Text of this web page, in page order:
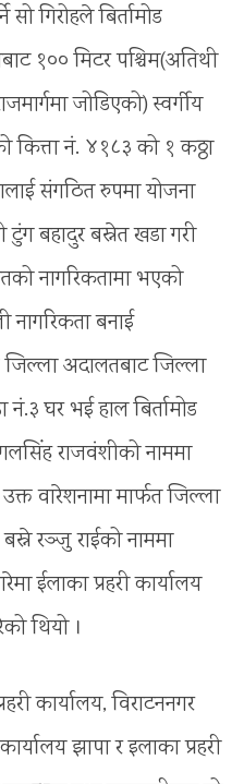
गिरोहले बिर्तामोड
१०० मिटर पश्चिम(अतिथी
जोडिएको) स्वर्गीय
कित्ता नं. ४१८३ को १ कठ्ठा
संगठित रुपमा योजना
बहादुर बस्नेत खडा गरी
नागरिकतामा भएको
बनाई
अदालतबाट जिल्ला
नं.३ घर भई हाल बिर्तामोड
राजवंशीको नाममा
वारेशनामा मार्फत जिल्ला
रञ्जु राईको नाममा
ईलाका प्रहरी कार्यालय
थियो ।
कार्यालय, विराटननगर
झापा र इलाका प्रहरी